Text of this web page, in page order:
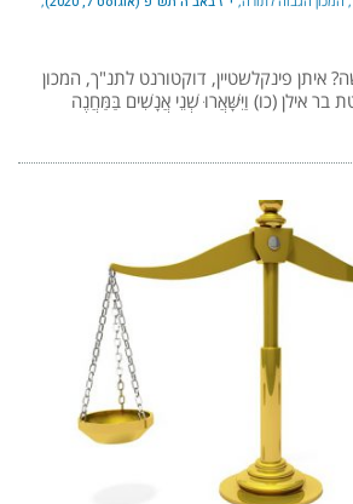
איתן פינקלשטיין, דוקטורנט לתנ"ך, המכון
בר אילן (כו) וַיִּשָּׁאֲרוּ שְׁנֵי אֲנָשִׁים בַּמַּחֲנֶה